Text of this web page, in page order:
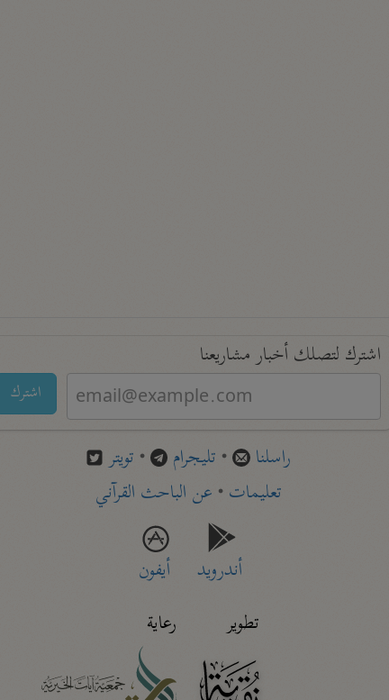
اشترك لتصلك أخبار مشاريعنا
اشترك
راسلنا • تليجرام • تويتر
تعليمات• عن الباحث القرآني
أندرويد
أيفون
تطوير
رعاية